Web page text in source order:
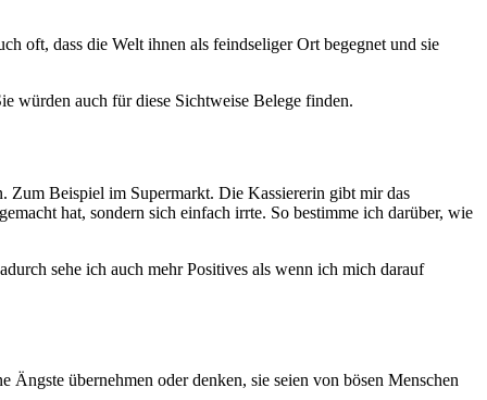
oft, dass die Welt ihnen als feindseliger Ort begegnet und sie
würden auch für diese Sichtweise Belege finden.
Beispiel im Supermarkt. Die Kassiererin gibt mir das
hat, sondern sich einfach irrte. So bestimme ich darüber, wie
sehe ich auch mehr Positives als wenn ich mich darauf
übernehmen oder denken, sie seien von bösen Menschen